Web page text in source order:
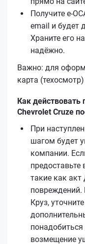
Получите
email и будет
Храните его
надёжно.
Важно: для
карта
Как действовать
Chevrolet Cruze
При
шагом будет
компании.
такие как
Круз,
возмещение